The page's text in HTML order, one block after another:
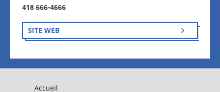
418 666-4666
SITE WEB
Accueil